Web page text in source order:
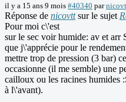
il y a 15 ans 9 mois #40340 par
Réponse de nicovttsur le sujet
Pour moi c\'est
sur le sec voir humide: av et arr
que j\'apprécie pour le
mettre trop de pression (3 bar)
occasionne (il me semble) une
cailloux ou les racines humides
à l\'avant).